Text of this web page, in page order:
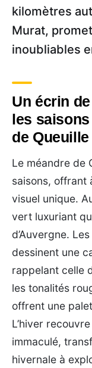
kilomètres
Murat,
inoubliables
Un écrin
les
de Queuille
Le méandre de
saisons, offrant
visuel unique.
vert luxuriant
d’Auvergne.
dessinent une
rappelant celle
les tonalités
offrent une
L’hiver
immaculé,
hivernale à